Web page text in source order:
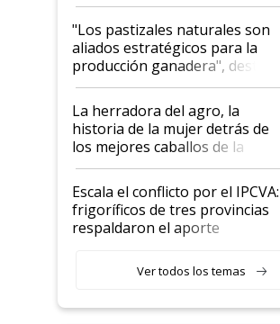
oportunidades que se abren
para el agro en Argentina, con
foco en la carne
"Los pastizales naturales son
aliados estratégicos para la
producción ganadera", destaca
la iniciativa que ya reúne a 46
establecimientos en Argentina
La herradora del agro, la
historia de la mujer detrás de
los mejores caballos de la
Argentina y los mitos que
todavía hacen sufrir a estos
animales: "Mientras me
descalificaban, yo seguí
haciendo currículum"
Escala el conflicto por el IPCVA:
frigoríficos de tres provincias
respaldaron el aporte
Ver todos los temas